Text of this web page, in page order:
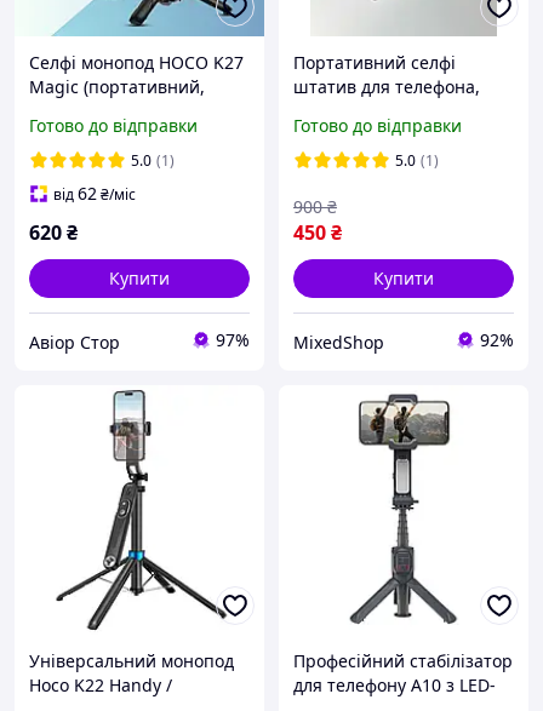
Селфі монопод HOCO K27
Magic (портативний,
Готово до відправки
5.0 (1)
від62₴/міс
620₴
Купити
Авіор Стор 97%
Портативний селфі
штатив для телефона,
штатив телескопічний
для фото та відео
Готово до відправки
5.0 (1)
450₴
900 ₴
Купити
MixedShop 92%
Універсальний монопод
Hoco K22 Handy /
Професійний стабілізатор
для телефону A10 з LED-